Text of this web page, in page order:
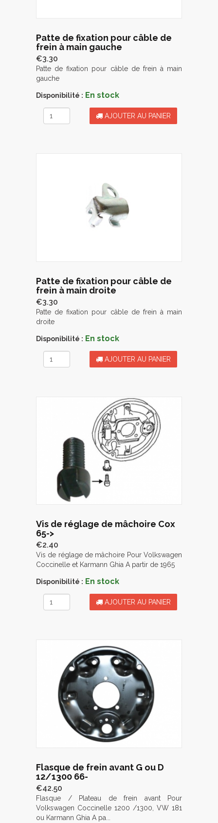
Patte de fixation pour câble de
frein à main gauche
€3.30
Patte de fixation pour câble de frein à main
gauche
Disponibilité : En stock
AJOUTER AU PANIER
Patte de fixation pour câble de
frein à main droite
€3.30
Patte de fixation pour câble de frein à main
droite
Disponibilité : En stock
AJOUTER AU PANIER
Vis de réglage de mâchoire Cox
65->
€2.40
Vis de réglage de mâchoire Pour Volkswagen
Coccinelle et Karmann Ghia A partir de 1965
Disponibilité : En stock
AJOUTER AU PANIER
Flasque de frein avant G ou D
12/1300 66-
€42.50
Flasque / Plateau de frein avant Pour
Volkswagen Coccinelle 1200 /1300, VW 181
ou Karmann Ghia A pa...